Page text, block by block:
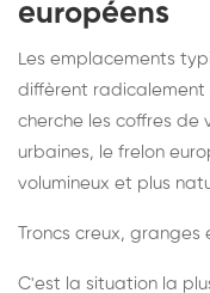
européens
Les emplacements
diffèrent radicalement
cherche les coffres de
urbaines, le frelon
volumineux et plus
Troncs creux,
C'est la situation la